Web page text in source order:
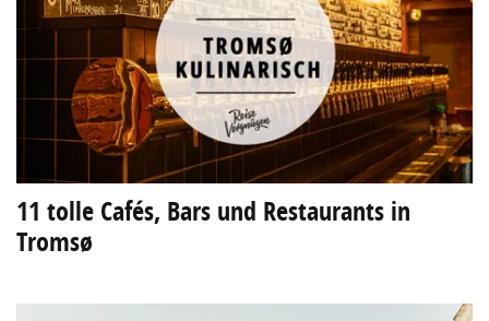
11 tolle Cafés, Bars und Restaurants in
Tromsø